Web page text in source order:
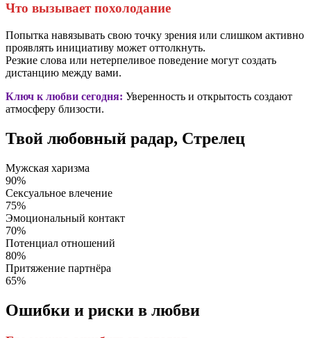
Что вызывает похолодание
Попытка навязывать свою точку зрения или слишком активно
проявлять инициативу может оттолкнуть.
Резкие слова или нетерпеливое поведение могут создать
дистанцию между вами.
Ключ к любви сегодня: Уверенность и открытость создают
атмосферу близости.
Твой любовный радар, Стрелец
Мужская харизма
90%
Сексуальное влечение
75%
Эмоциональный контакт
70%
Потенциал отношений
80%
Притяжение партнёра
65%
Ошибки и риски в любви